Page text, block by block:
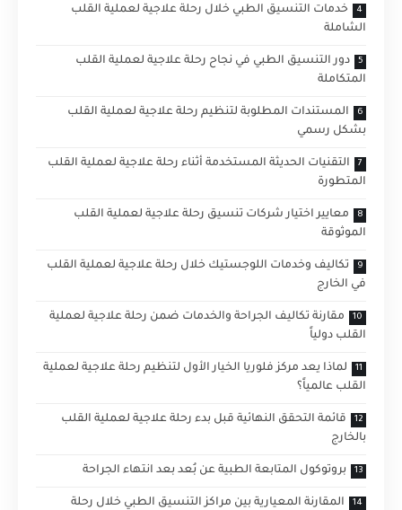
خدمات التنسيق الطبي خلال رحلة علاجية لعملية القلب
الشاملة
دور التنسيق الطبي في نجاح رحلة علاجية لعملية القلب
المتكاملة
المستندات المطلوبة لتنظيم رحلة علاجية لعملية القلب
بشكل رسمي
التقنيات الحديثة المستخدمة أثناء رحلة علاجية لعملية القلب
المتطورة
معايير اختيار شركات تنسيق رحلة علاجية لعملية القلب
الموثوقة
تكاليف وخدمات اللوجستيك خلال رحلة علاجية لعملية القلب
في الخارج
مقارنة تكاليف الجراحة والخدمات ضمن رحلة علاجية لعملية
القلب دولياً
لماذا يعد مركز فلوريا الخيار الأول لتنظيم رحلة علاجية لعملية
القلب عالمياً؟
قائمة التحقق النهائية قبل بدء رحلة علاجية لعملية القلب
بالخارج
بروتوكول المتابعة الطبية عن بُعد بعد انتهاء الجراحة
المقارنة المعيارية بين مراكز التنسيق الطبي خلال رحلة